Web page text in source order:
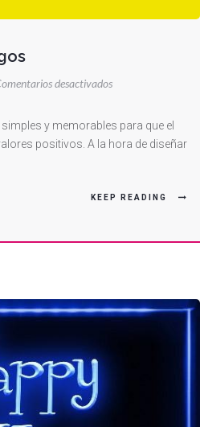
desactivadosen
Para
Logos
y memorables para que el
positivos. A la hora de diseñar
KEEP READING